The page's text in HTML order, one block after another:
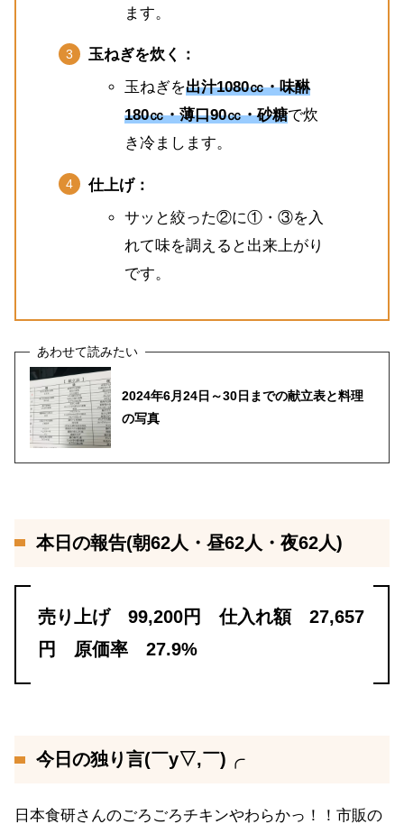
ます。
玉ねぎを炊く：
玉ねぎを出汁1080㏄・味醂
180㏄・薄口90㏄・砂糖で炊
き冷まします。
仕上げ：
サッと絞った②に①・③を入
れて味を調えると出来上がり
です。
2024年6月24日～30日までの献立表と料理
の写真
本日の報告(朝62人・昼62人・夜62人)
売り上げ 99,200円 仕入れ額 27,657
円 原価率 27.9%
今日の独り言(￣y▽,￣)╭
日本食研さんのごろごろチキンやわらかっ！！市販の